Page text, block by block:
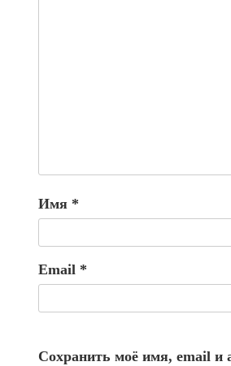
Имя *
Email *
Сохранить моё имя, email и